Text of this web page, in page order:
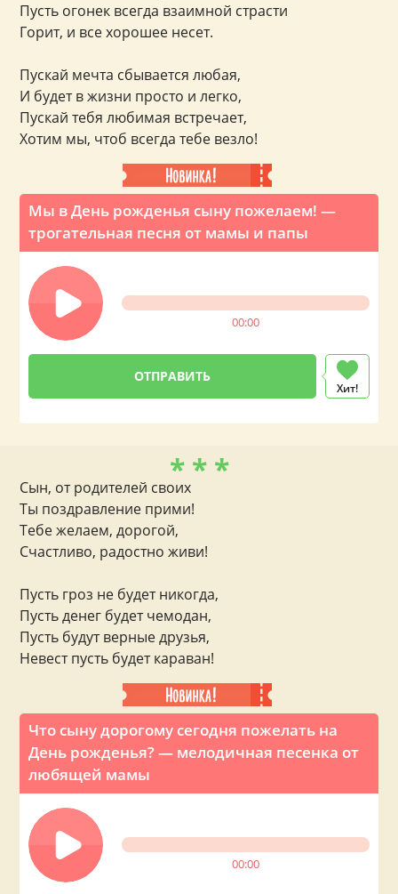
Мы в День рожденья сыну пожелаем! —
трогательная песня от мамы и папы
00:00
Хит!
Пусть огонек всегда взаимной страсти
Горит, и все хорошее несет.
Пускай мечта сбывается любая,
И будет в жизни просто и легко,
Пускай тебя любимая встречает,
Хотим мы, чтоб всегда тебе везло!
Что сыну дорогому сегодня пожелать на
День рожденья? — мелодичная песенка от
любящей мамы
00:00
* * *
Сын, от родителей своих
Ты поздравление прими!
Тебе желаем, дорогой,
Счастливо, радостно живи!
Пусть гроз не будет никогда,
Пусть денег будет чемодан,
Пусть будут верные друзья,
Невест пусть будет караван!